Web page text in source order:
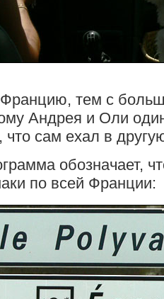
тем с
Андрея и Оли
что сам ехал в
обозначает,
по всей Франции: